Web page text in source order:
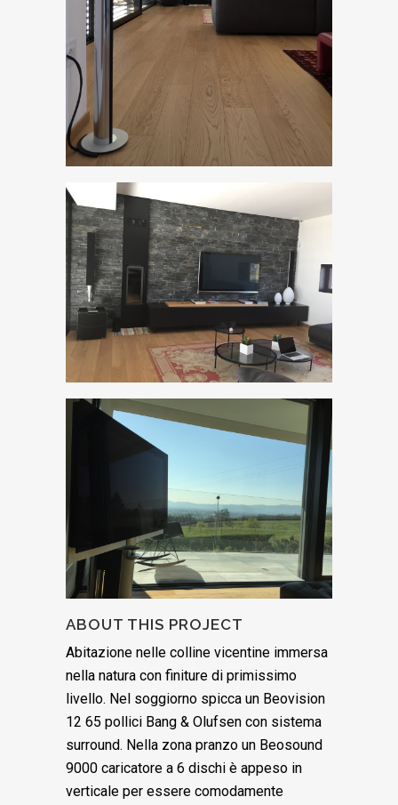
ABOUT THIS PROJECT
Abitazione nelle colline vicentine immersa
nella natura con finiture di primissimo
livello. Nel soggiorno spicca un Beovision
12 65 pollici Bang & Olufsen con sistema
surround. Nella zona pranzo un Beosound
9000 caricatore a 6 dischi è appeso in
verticale per essere comodamente